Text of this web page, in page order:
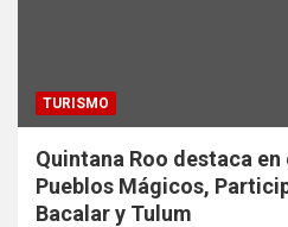
TURISMO
Quintana Roo destaca
Pueblos Mágicos,
Bacalar y Tulum